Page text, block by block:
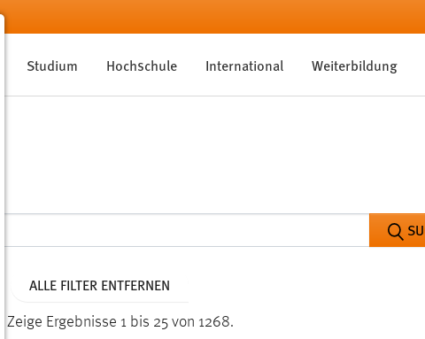
Studium Hochschule International Weiterbildung
ALLE FILTER ENTFERNEN
Zeige Ergebnisse 1 bis 25 von 1268.